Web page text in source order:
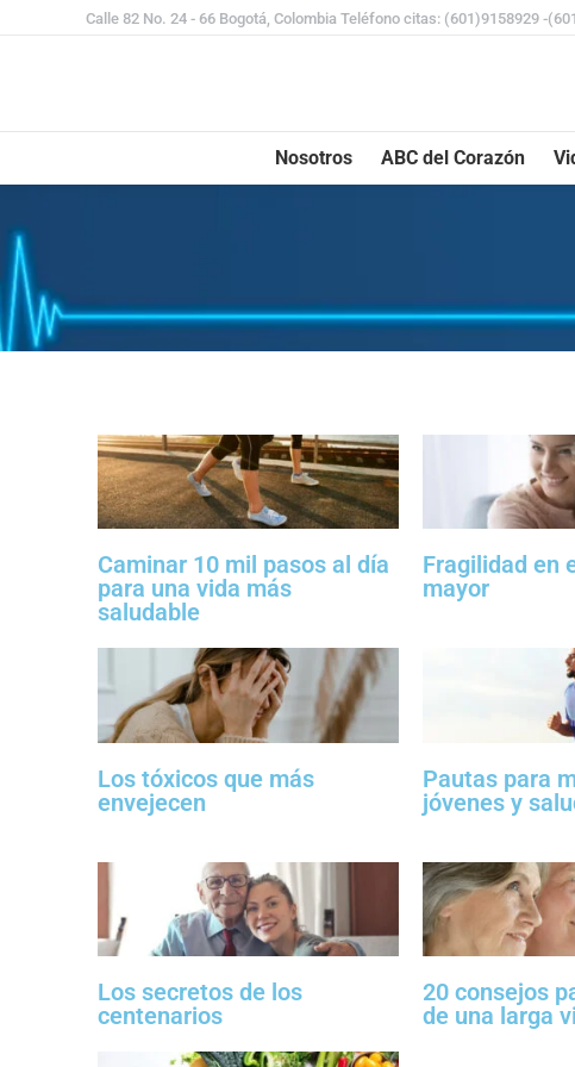
Calle 82 No. 24 - 66 Bogotá, Colombia Teléfono citas: (601)9158929 -
Nosotros ABC del Corazón
Caminar 10 mil pasos al día
para una vida más
saludable
Fragilidad en
mayor
Los tóxicos que más
envejecen
Pautas para
jóvenes y
Los secretos de los
centenarios
20 consejos
de una larga